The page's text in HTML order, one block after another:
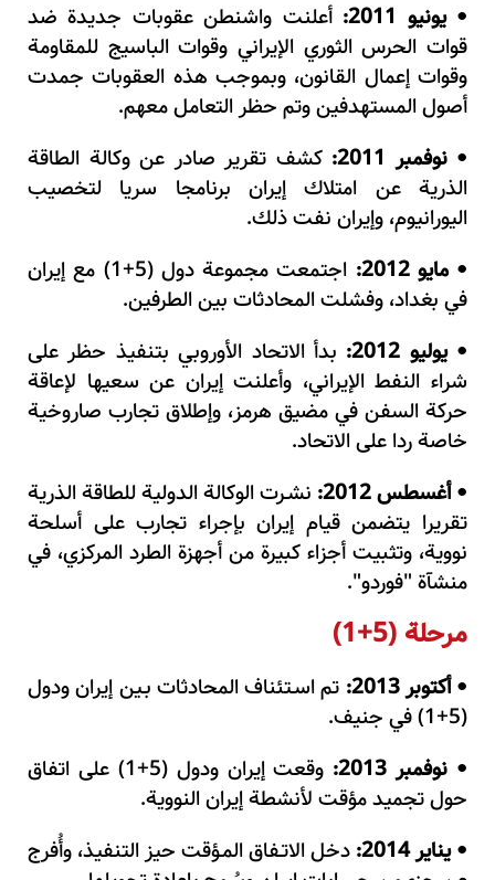
•يونيو 2011:
أعلنت واشنطن عقوبات جديدة ضد
قوات الحرس الثوري الإيراني وقوات الباسيج للمقاومة
وقوات إعمال القانون، وبموجب هذه العقوبات جمدت
أصول المستهدفين وتم حظر التعامل معهم.
•نوفمبر 2011:
كشف تقرير صادر عن وكالة الطاقة
الذرية عن امتلاك إيران برنامجا سريا لتخصيب
اليورانيوم، وإيران نفت ذلك.
•مايو 2012:
اجتمعت مجموعة دول (5+1) مع إيران
في بغداد، وفشلت المحادثات بين الطرفين.
•يوليو 2012:
بدأ الاتحاد الأوروبي بتنفيذ حظر على
شراء النفط الإيراني، وأعلنت إيران عن سعيها لإعاقة
حركة السفن في مضيق هرمز، وإطلاق تجارب صاروخية
خاصة ردا على الاتحاد.
•أغسطس 2012:
نشـرت الوكالة الدولية للطاقة الذرية
تقريرا يتضمن قيام إيران بإجراء تجارب على أسلحة
نووية، وتثبيت أجزاء كبيرة من أجهزة الطرد المركزي، في
منشآة "فوردو".
مرحلة (5+1)
•أكتوبر 2013:
تم اسـتئناف المحادثات بـين إيران ودول
(5+1) في جنيف.
• نوفمبر 2013:
وقعت إيران ودول (5+1) على اتفاق
حول تجميد مؤقت لأنشطة إيران النووية.
•يناير 2014:
دخل الاتـفاق المـؤقت حيز التنفيذ، وأُفرج